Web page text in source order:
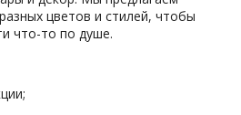
цветов и стилей, чтобы
что-то по душе.